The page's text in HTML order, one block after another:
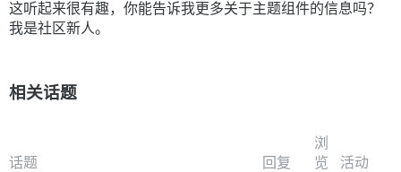
这听起来很有趣，你能告诉我更多关于主题组件的信息吗？
我是社区新人。
相关话题
话题 回复
浏
览
活动